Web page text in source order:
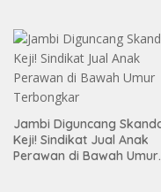
Jambi Diguncang
Keji! Sindikat Jual Anak
Perawan di Bawah Umur